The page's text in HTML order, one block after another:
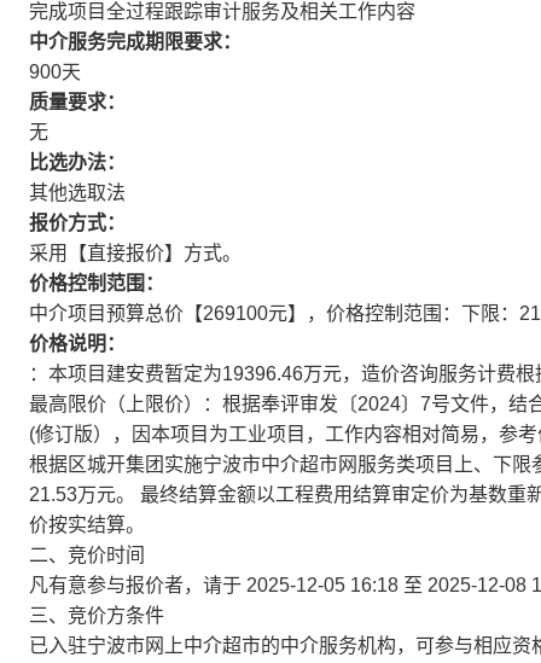
完成项目全过程跟踪审计服务及相关工作内容
中介服务完成期限要求：
900天
质量要求：
无
比选办法：
其他选取法
报价方式：
采用【直接报价】方式。
价格控制范围：
中介项目预算总价【269100元】，价格控制范围：下限：
价格说明：
：本项目建安费暂定为19396.46万元，造价咨询服务计费
最高限价（上限价）：根据奉评审发〔2024〕7号文件，
(修订版），因本项目为工业项目，工作内容相对简易，参
根据区城开集团实施宁波市中介超市网服务类项目上、下
21.53万元。 最终结算金额以工程费用结算审定价为基数
价按实结算。
二、竞价时间
凡有意参与报价者，请于 2025-12-05 16:18 至 2025-12-08
三、竞价方条件
已入驻宁波市网上中介超市的中介服务机构，可参与相应